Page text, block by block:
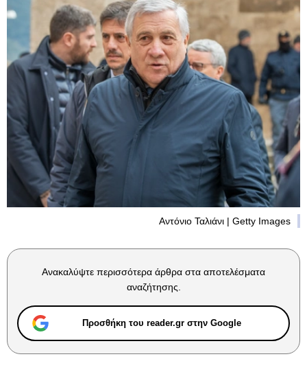
Αντόνιο Ταλιάνι | Getty Images
Ανακαλύψτε περισσότερα άρθρα στα αποτελέσματα
αναζήτησης.
Προσθήκη του reader.gr στην Google